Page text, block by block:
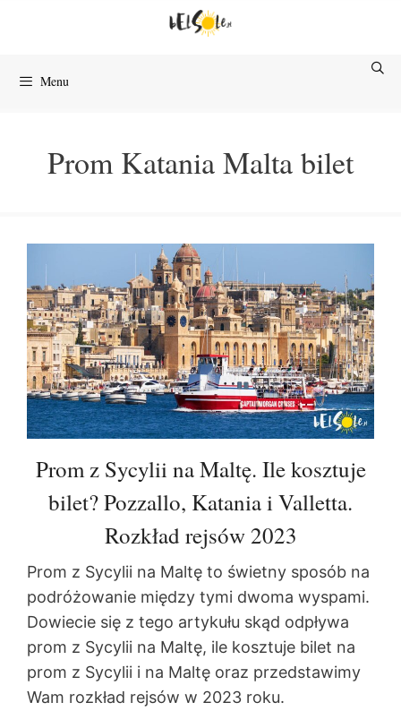
Menu
Prom Katania Malta bilet
Prom z Sycylii na Maltę. Ile kosztuje
bilet? Pozzallo, Katania i Valletta.
Rozkład rejsów 2023
Prom z Sycylii na Maltę to świetny sposób na
podróżowanie między tymi dwoma wyspami.
Dowiecie się z tego artykułu skąd odpływa
prom z Sycylii na Maltę, ile kosztuje bilet na
prom z Sycylii i na Maltę oraz przedstawimy
Wam rozkład rejsów w 2023 roku.